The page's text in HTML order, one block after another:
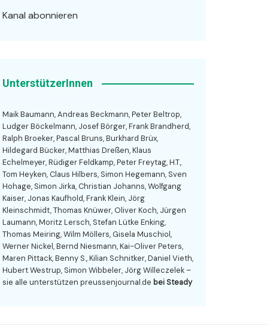
Kanal abonnieren
UnterstützerInnen
Maik Baumann, Andreas Beckmann, Peter Beltrop,
Ludger Böckelmann, Josef Börger, Frank Brandherd,
Ralph Broeker, Pascal Bruns, Burkhard Brüx,
Hildegard Bücker, Matthias Dreßen, Klaus
Echelmeyer, Rüdiger Feldkamp, Peter Freytag, H.T.,
Tom Heyken, Claus Hilbers, Simon Hegemann, Sven
Hohage, Simon Jirka, Christian Johanns, Wolfgang
Kaiser, Jonas Kaufhold, Frank Klein, Jörg
Kleinschmidt, Thomas Knüwer, Oliver Koch, Jürgen
Laumann, Moritz Lersch, Stefan Lütke Enking,
Thomas Meiring, Wilm Möllers, Gisela Muschiol,
Werner Nickel, Bernd Niesmann, Kai-Oliver Peters,
Maren Pittack, Benny S., Kilian Schnitker, Daniel Vieth,
Hubert Westrup, Simon Wibbeler, Jörg Willeczelek –
sie alle unterstützen preussenjournal.de bei Steady